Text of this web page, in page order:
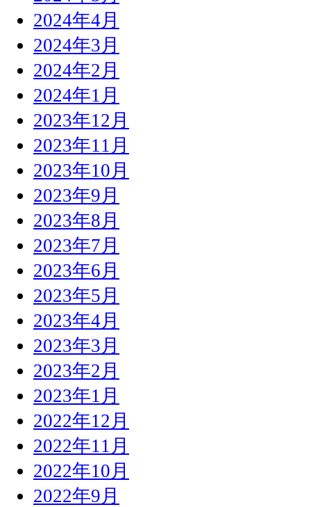
2024年4月
2024年3月
2024年2月
2024年1月
2023年12月
2023年11月
2023年10月
2023年9月
2023年8月
2023年7月
2023年6月
2023年5月
2023年4月
2023年3月
2023年2月
2023年1月
2022年12月
2022年11月
2022年10月
2022年9月